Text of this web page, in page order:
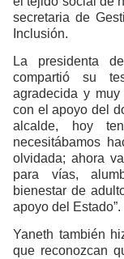
secretaria de
Inclusión.
La presidenta
compartió su
agradecida y
con el apoyo del
alcalde, hoy
necesitábamos
olvidada; ahora
para vías,
bienestar de
apoyo del Estado”.
Yaneth también
que reconozcan